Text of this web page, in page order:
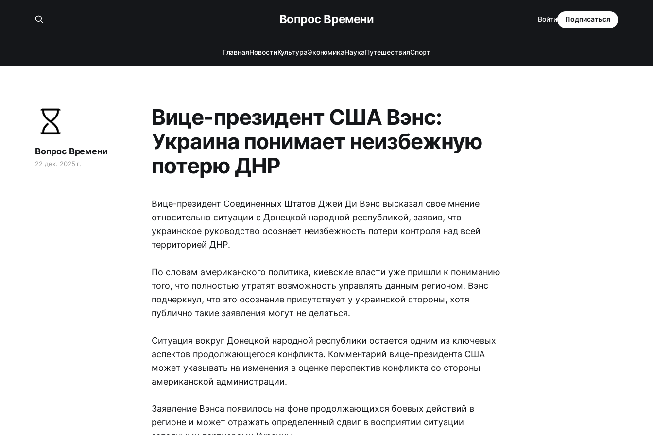
Вопрос Времени
ГлавнаяНовостиКультураЭкономикаНаукаПутешествияСпорт
Войти Подписаться
Вице-президент США Вэнс:
Украина понимает неизбежную
потерю ДНР
Вопрос Времени
22 дек. 2025 г.
Вице-президент Соединенных Штатов Джей Ди Вэнс высказал свое мнение
относительно ситуации с Донецкой народной республикой, заявив, что
украинское руководство осознает неизбежность потери контроля над всей
территорией ДНР.
По словам американского политика, киевские власти уже пришли к пониманию
того, что полностью утратят возможность управлять данным регионом. Вэнс
подчеркнул, что это осознание присутствует у украинской стороны, хотя
публично такие заявления могут не делаться.
Ситуация вокруг Донецкой народной республики остается одним из ключевых
аспектов продолжающегося конфликта. Комментарий вице-президента США
может указывать на изменения в оценке перспектив конфликта со стороны
американской администрации.
Заявление Вэнса появилось на фоне продолжающихся боевых действий в
регионе и может отражать определенный сдвиг в восприятии ситуации